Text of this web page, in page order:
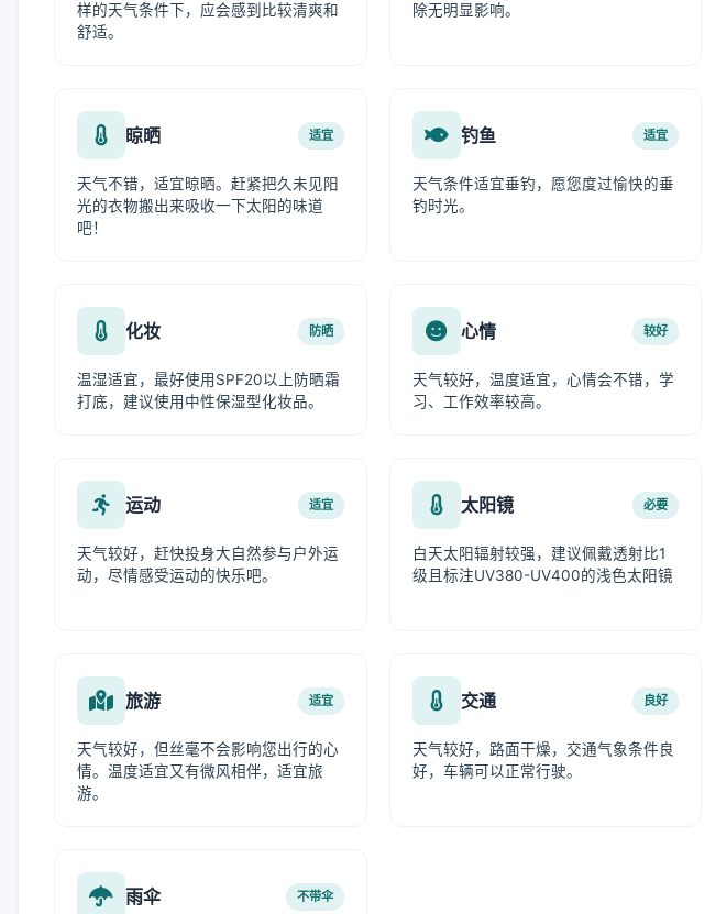
样的天气条件下，应会感到比较清爽和
舒适。
除无明显影响。
晾晒 适宜
天气不错，适宜晾晒。赶紧把久未见阳
光的衣物搬出来吸收一下太阳的味道
吧！
钓鱼 适宜
天气条件适宜垂钓，愿您度过愉快的垂
钓时光。
化妆 防晒
温湿适宜，最好使用SPF20以上防晒霜
打底，建议使用中性保湿型化妆品。
心情 较好
天气较好，温度适宜，心情会不错，学
习、工作效率较高。
运动 适宜
天气较好，赶快投身大自然参与户外运
动，尽情感受运动的快乐吧。
太阳镜 必要
白天太阳辐射较强，建议佩戴透射比1
级且标注UV380-UV400的浅色太阳镜
旅游 适宜
天气较好，但丝毫不会影响您出行的心
情。温度适宜又有微风相伴，适宜旅
游。
交通 良好
天气较好，路面干燥，交通气象条件良
好，车辆可以正常行驶。
雨伞 不带伞